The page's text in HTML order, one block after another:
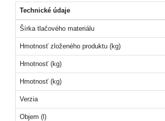
Technické údaje
Šírka tlačového materiálu
Hmotnosť zloženého produktu (kg)
Hmotnosť (kg)
Hmotnosť (kg)
Verzia
Objem (l)